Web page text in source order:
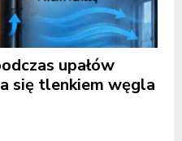
upałów
się tlenkiem węgla